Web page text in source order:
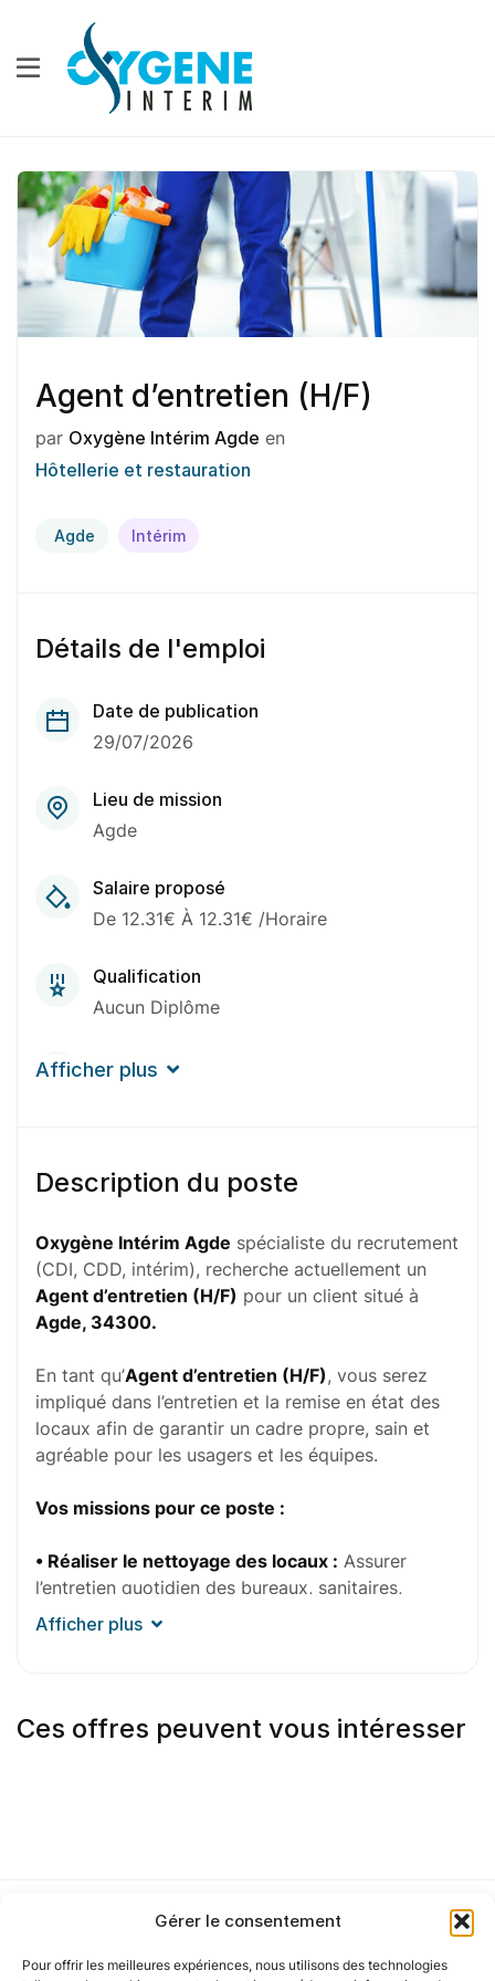
Gérer le consentement
Pour offrir les meilleures expériences, nous utilisons des technologies
Agent d’entretien (H/F)
par Oxygène Intérim Agde en
Hôtellerie et restauration
Agde Intérim
Détails de l'emploi
Date de publication
29/07/2026
Lieu de mission
Agde
Salaire proposé
De 12.31€ À 12.31€ /Horaire
Qualification
Aucun Diplôme
Expérience
1 À 4 Semaines
Afficher plus
Description du poste
Oxygène Intérim Agde spécialiste du recrutement
(CDI, CDD, intérim), recherche actuellement un
Agent d’entretien (H/F) pour un client situé à
Agde, 34300.
En tant qu’Agent d’entretien (H/F), vous serez
impliqué dans l’entretien et la remise en état des
locaux afin de garantir un cadre propre, sain et
agréable pour les usagers et les équipes.
Vos missions pour ce poste :
• Réaliser le nettoyage des locaux : Assurer
l’entretien quotidien des bureaux, sanitaires,
espaces communs et autres zones définies selon
le planning établi.
Manipuler le matériel de nettoyage et les produits
d’entretien dans le respect des consignes
Le profil pour ce poste :
Afficher plus
Ces offres peuvent vous intéresser